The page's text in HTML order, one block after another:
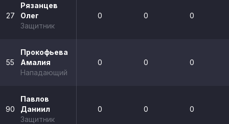
27
Рязанцев
Олег
Защитник
0 0 0
55
Прокофьева
Амалия
Нападающий
0 0 0
90
Павлов
Даниил
Защитник
0 0 0